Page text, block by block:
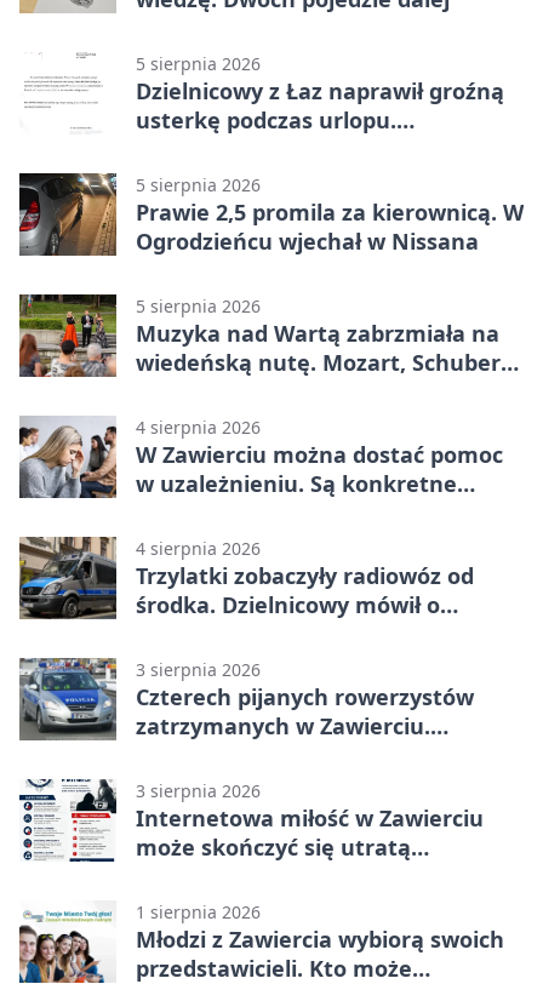
5 sierpnia 2026
Dzielnicowy z Łaz naprawił groźną
usterkę podczas urlopu.
5 sierpnia 2026
Prawie 2,5 promila za kierownicą. W
Ogrodzieńcu wjechał w Nissana
5 sierpnia 2026
Muzyka nad Wartą zabrzmiała na
wiedeńską nutę. Mozart, Schubert i
4 sierpnia 2026
W Zawierciu można dostać pomoc
w uzależnieniu. Są konkretne
4 sierpnia 2026
Trzylatki zobaczyły radiowóz od
środka. Dzielnicowy mówił o
3 sierpnia 2026
Czterech pijanych rowerzystów
zatrzymanych w Zawierciu.
3 sierpnia 2026
Internetowa miłość w Zawierciu
może skończyć się utratą
1 sierpnia 2026
Młodzi z Zawiercia wybiorą swoich
przedstawicieli. Kto może